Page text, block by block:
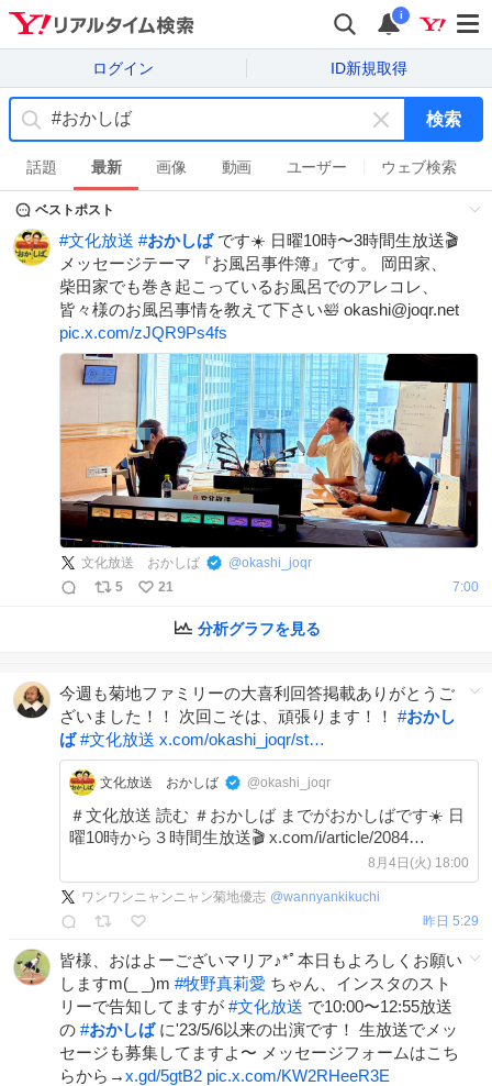
i
ログイン ID新規取得
キ
ー
ワ
ド
を
消
す
検索
話題 最新 画像 動画 ユーザー ウェブ検索
ベストポスト
#文化放送 #おかしばです☀️ 日曜10時〜3時間生放送🎬
メッセージテーマ 『お風呂事件簿』です。 岡田家、
柴田家でも巻き起こっているお風呂でのアレコレ、
皆々様のお風呂事情を教えて下さい🛀 okashi@joqr.net
pic.x.com/zJQR9Ps4fs
文化放送 おかしば @okashi_joqr
5
21 7:00
分析グラフを見る
今週も菊地ファミリーの大喜利回答掲載ありがとうご
ざいました！！ 次回こそは、頑張ります！！ #おかし
ば #文化放送 x.com/okashi_joqr/st…
文化放送 おかしば @okashi_joqr
＃文化放送 読む ＃おかしば までがおかしばです☀️ 日
曜10時から３時間生放送🎬 x.com/i/article/2084…
8月4日(火) 18:00
ワンワンニャンニャン菊地優志 @wannyankikuchi
昨日 5:29
皆様、おはよーございマリア♪*ﾟ本日もよろしくお願い
しますm(_ _)m #牧野真莉愛 ちゃん、インスタのスト
リーで告知してますが #文化放送 で10:00〜12:55放送
の #おかしばに'23/5/6以来の出演です！ 生放送でメッ
セージも募集してますよ〜 メッセージフォームはこち
らから→x.gd/5gtB2 pic.x.com/KW2RHeeR3E